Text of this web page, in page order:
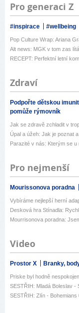
Pro generaci Z
#inspirace #wellbeing
Pop Culture Wrap: Ariana
Alt news: MGK v tom zas
RECEPT: Perfektní letní
Zdraví
Podpořte dětskou
pomůže rýmovník
Jak se zdravě zchladit v
Úpal a úžeh: Jak je poznat
Parazité v nás: Kterým se u
Pro nejmenší
Mourissonova poradna
Vybíráme nejlepší herní
Desková hra Stínadla:
Mourrisonova poradna:
Video
Prostor X Branky,
Priske byl hodně
SESTŘIH: Mladá Boleslav -
SESTŘIH: Zlín - Bohemians